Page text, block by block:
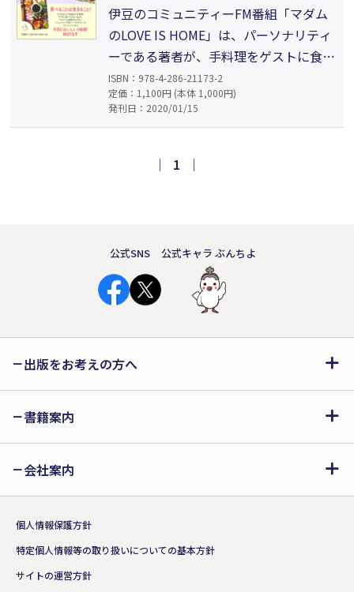
記録。
伊豆のコミュニティーFM番組「マダム
のLOVE IS HOME」は、パーソナリティ
ーである著者が、手料理をゲストに食べ
させてトークする生放送。5年間、まっ
たく同じレシピが登場しないという驚異
のアイデアの持ち主だ。「食べることは
べることは寄り添っている」を掲げて、
ISBN：978-4-286-21173-2
定価：1,100円 (本体 1,000円)
発刊日：2020/01/15
｜ 1 ｜
公式SNS 公式キャラ ぶんちよ
出版をお考えの方へ
書籍案内
会社案内
個人情報保護方針
特定個人情報等の取り扱いについての基本方針
サイトの運営方針